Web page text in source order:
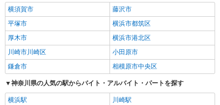
横須賀市
藤沢市
平塚市
横浜市都筑区
厚木市
横浜市港北区
川崎市川崎区
小田原市
鎌倉市
相模原市中央区
神奈川県の人気の駅からバイト・アルバイト・パートを探す
横浜駅
川崎駅